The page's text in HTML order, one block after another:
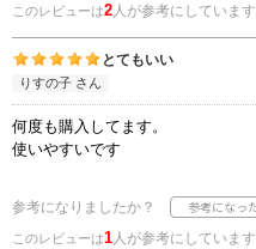
このレビューは2人が参考にしています
とてもいい
りすの子 さん
何度も購入してます。
使いやすいです
参考になりましたか？
このレビューは1人が参考にしています